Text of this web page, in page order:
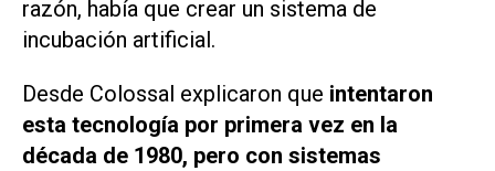
razón, había que crear un sistema de
incubación artificial.
Desde Colossal explicaron que intentaron
esta tecnología por primera vez en la
década de 1980, pero con sistemas